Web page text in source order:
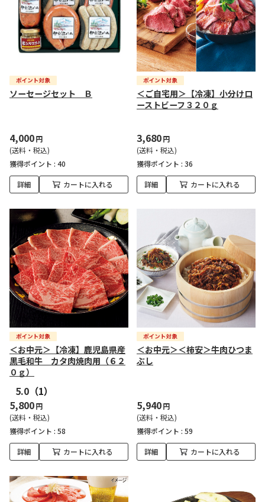
ソーセージセット Ｂ
4,000円
(送料・税込)
獲得ポイント : 40
詳細 カートに入れる
＜ご自宅用＞【冷凍】小分けロ
ーストビーフ３２０ｇ
3,680円
(送料・税込)
獲得ポイント : 36
詳細 カートに入れる
＜お中元＞【冷凍】鹿児島県産
黒毛和牛 カタ肉焼肉用（６２
０ｇ）
5.0 （1）
5,800円
(送料・税込)
獲得ポイント : 58
詳細 カートに入れる
＜お中元＞＜柿安＞牛肉ひつま
ぶし
5,940円
(送料・税込)
獲得ポイント : 59
詳細 カートに入れる